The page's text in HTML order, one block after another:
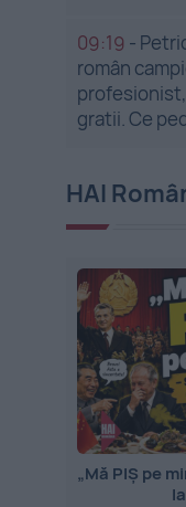
09:19 -
român
gratii. Ce
HAI
„Mă PIȘ pe